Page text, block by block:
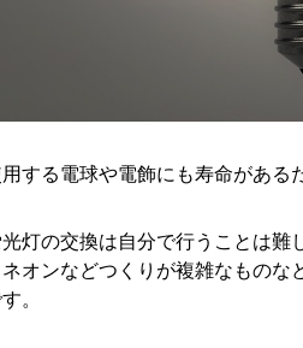
する電球や電飾にも寿命がある
灯の交換は自分で行うことは難
ネオンなどつくりが複雑なもの
。